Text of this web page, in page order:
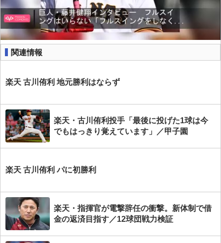
関連情報
楽天 古川侑利 地元勝利はならず
楽天・古川侑利投手「最後に投げた1球は今
でもはっきり覚えています」／甲子園
楽天 古川侑利 パに初勝利
楽天・指揮官が電撃辞任の衝撃。新体制で借
金の返済目指す／12球団戦力検証